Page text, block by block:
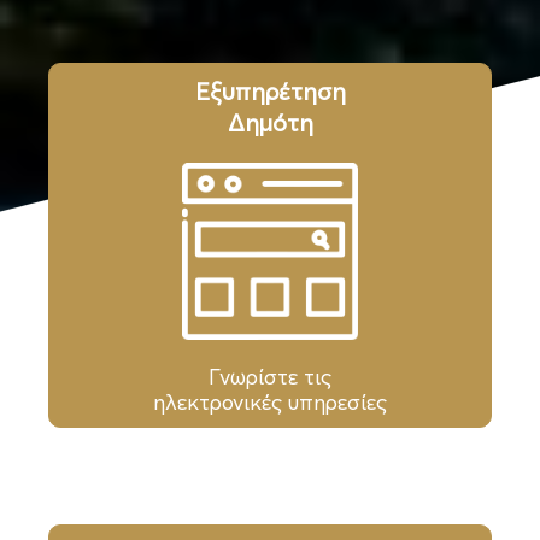
Εξυπηρέτηση
Δημότη
Γνωρίστε τις
ηλεκτρονικές υπηρεσίες